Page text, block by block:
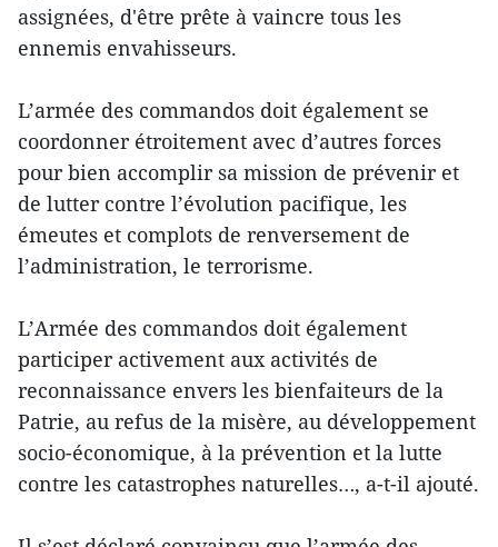
assignées, d'être prête à vaincre tous les
ennemis envahisseurs.
L’armée des commandos doit également se
coordonner étroitement avec d’autres forces
pour bien accomplir sa mission de prévenir et
de lutter contre l’évolution pacifique, les
émeutes et complots de renversement de
l’administration, le terrorisme.
L’Armée des commandos doit également
participer activement aux activités de
reconnaissance envers les bienfaiteurs de la
Patrie, au refus de la misère, au développement
socio-économique, à la prévention et la lutte
contre les catastrophes naturelles…, a-t-il ajouté.